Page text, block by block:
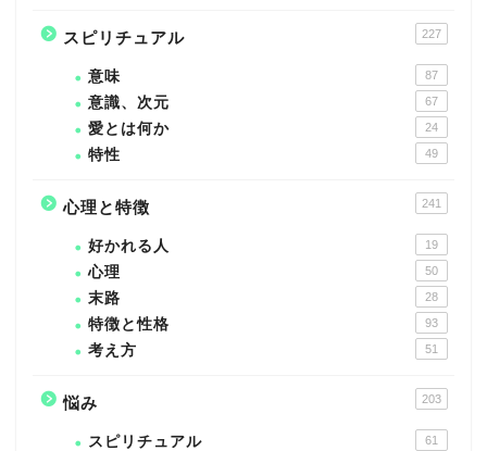
スピリチュアル 227
意味 87
意識、次元 67
愛とは何か 24
特性 49
心理と特徴 241
好かれる人 19
心理 50
末路 28
特徴と性格 93
考え方 51
悩み 203
スピリチュアル 61